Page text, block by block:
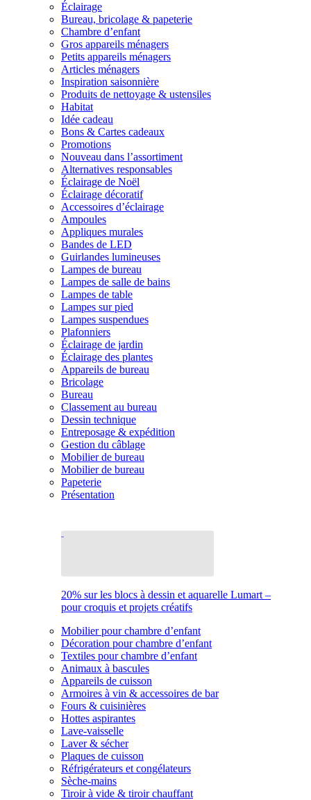
Éclairage
Bureau, bricolage & papeterie
Chambre d’enfant
Gros appareils ménagers
Petits appareils ménagers
Articles ménagers
Inspiration saisonnière
Produits de nettoyage & ustensiles
Habitat
Idée cadeau
Bons & Cartes cadeaux
Promotions
Nouveau dans l’assortiment
Alternatives responsables
Éclairage de Noël
Éclairage décoratif
Accessoires d’éclairage
Ampoules
Appliques murales
Bandes de LED
Guirlandes lumineuses
Lampes de bureau
Lampes de salle de bains
Lampes de table
Lampes sur pied
Lampes suspendues
Plafonniers
Éclairage de jardin
Éclairage des plantes
Appareils de bureau
Bricolage
Bureau
Classement au bureau
Dessin technique
Entreposage & expédition
Gestion du câblage
Mobilier de bureau
Mobilier de bureau
Papeterie
Présentation
20% sur les blocs à dessin et aquarelle Lumart –
pour croquis et projets créatifs
Mobilier pour chambre d’enfant
Décoration pour chambre d’enfant
Textiles pour chambre d’enfant
Animaux à bascules
Appareils de cuisson
Armoires à vin & accessoires de bar
Fours & cuisinières
Hottes aspirantes
Lave-vaisselle
Laver & sécher
Plaques de cuisson
Réfrigérateurs et congélateurs
Sèche-mains
Tiroir à vide & tiroir chauffant